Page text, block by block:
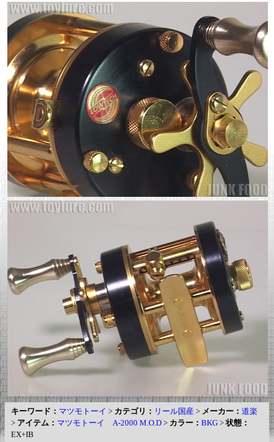
キーワード： マツモトーイ > カテゴリ： リール国産 > メーカー： 道楽
> アイテム： マツモトーイ A-2000 M.O.D > カラー： BKG >状態：
EX+IB